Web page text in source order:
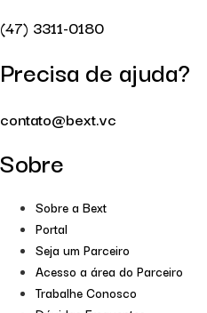
(47) 3311-0180
Precisa de ajuda?
contato@bext.vc
Sobre
Sobre a Bext
Portal
Seja um Parceiro
Acesso a área do Parceiro
Trabalhe Conosco